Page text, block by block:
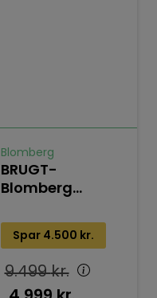
Blomberg
BRUGT-
Blomberg
BTGF494RX
Spar 4.500 kr.
9.499kr.